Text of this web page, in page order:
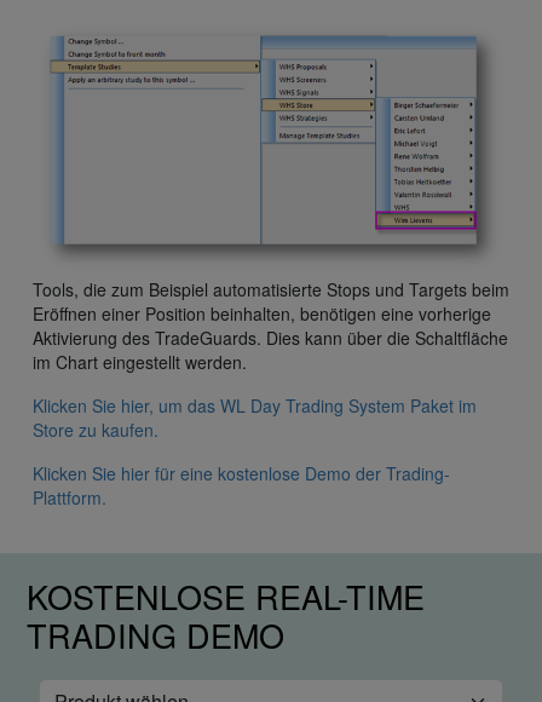
Tools, die zum Beispiel automatisierte Stops und Targets beim
Eröffnen einer Position beinhalten, benötigen eine vorherige
Aktivierung des TradeGuards. Dies kann über die Schaltfläche
im Chart eingestellt werden.
Klicken Sie hier, um das WL Day Trading System Paket im
Store zu kaufen.
Klicken Sie hier für eine kostenlose Demo der Trading-
Plattform.
KOSTENLOSE REAL-TIME
TRADING DEMO